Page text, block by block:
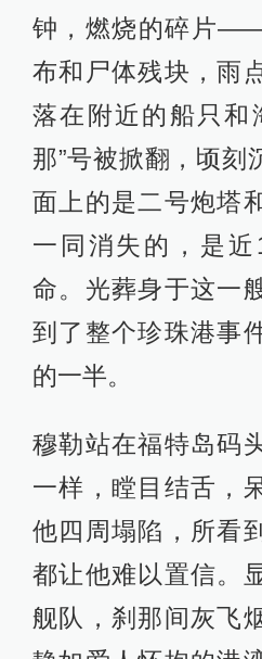
钟，燃烧的碎片
布和尸体残块，雨
落在附近的船只和
那”号被掀翻，顷刻
面上的是二号炮塔
一同消失的，是
命。光葬身于这一
到了整个珍珠港事
的一半。
穆勒站在福特岛码
一样，瞠目结舌，
他四周塌陷，所看
都让他难以置信。
舰队，刹那间灰飞